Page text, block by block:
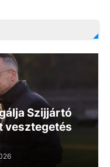
Szijjártó
vesztegetés